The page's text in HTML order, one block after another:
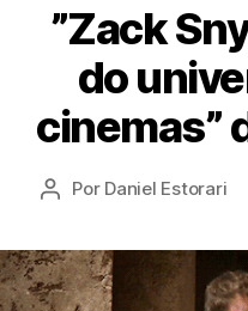
”Zack
do
cinemas”
Autor
Por Daniel Estorari